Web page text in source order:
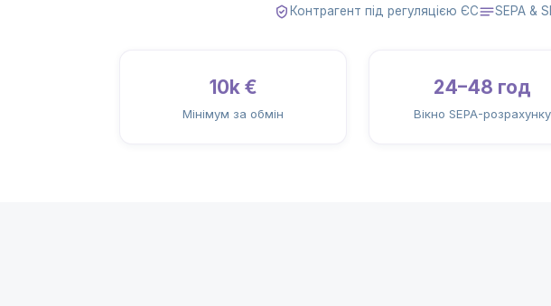
Контрагент під регуляцією ЄС SEPA &
10k €
Мінімум за обмін
24–48 год
Вікно SEPA-розрахунку